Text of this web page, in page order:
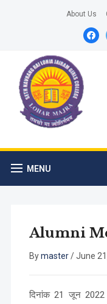
About Us
MENU
Alumni
Bymaster/June
दिनांक 21 जून 2022